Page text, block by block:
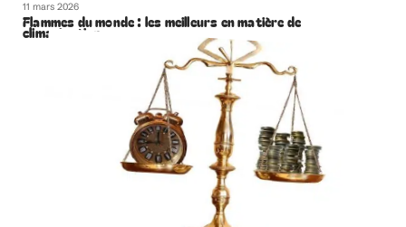
11 mars 2026
Flammes du monde : les meilleurs en matière de
climatisation